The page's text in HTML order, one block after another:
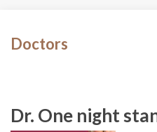
Doctors
Dr. One night